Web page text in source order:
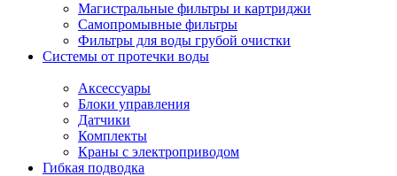
Магистральные фильтры и картриджи
Самопромывные фильтры
Фильтры для воды грубой очистки
Системы от протечки воды
Аксессуары
Блоки управления
Датчики
Комплекты
Краны с электроприводом
Гибкая подводка